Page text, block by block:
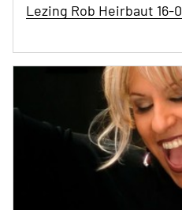
Lezing Rob Heirbaut 16-